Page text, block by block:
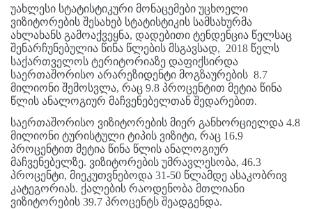
უახლესი სტატისტიკური მონაცემები უცხოელი
ვიზიტორების შესახებ სტატისტიკის სამსახურმა
ახლახანს გამოაქვეყნა, დადებითი ტენდენცია წელსაც
შენარჩუნებულია წინა წლების მსგავსად, 2018 წელს
საქართველოს ტერიტორიაზე დაფიქსირდა
საერთაშორისო არარეზიდენტი მოგზაურების 8.7
მილიონი შემოსვლა, რაც 9.8 პროცენტით მეტია წინა
წლის ანალოგიურ მაჩვენებელთან შედარებით.
საერთაშორისო ვიზიტორების მიერ განხორციელდა 4.8
მილიონი ტურისტული ტიპის ვიზიტი, რაც 16.9
პროცენტით მეტია წინა წლის ანალოგიურ
მაჩვენებელზე. ვიზიტორების უმრავლესობა, 46.3
პროცენტი, მიეკუთვნებოდა 31-50 წლამდე ასაკობრივ
კატეგორიას. ქალების რაოდენობა მთლიანი
ვიზიტორების 39.7 პროცენტს შეადგენდა.